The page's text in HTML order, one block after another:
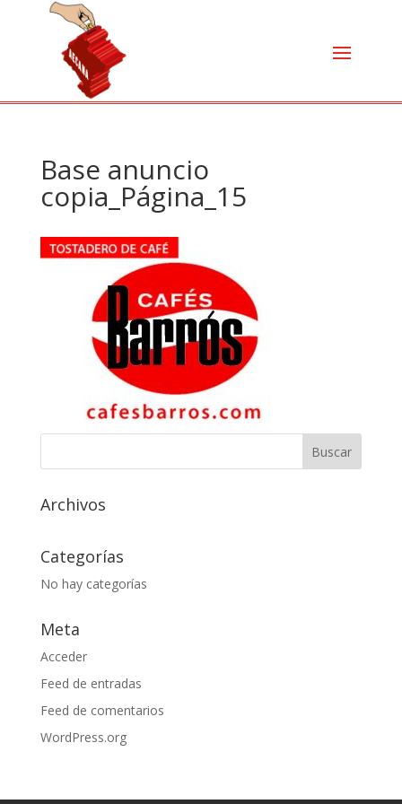
Base anuncio
copia_Página_15
Archivos
Categorías
No hay categorías
Meta
Acceder
Feed de entradas
Feed de comentarios
WordPress.org